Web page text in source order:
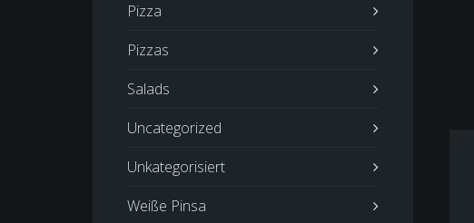
Pizza
Pizzas
Salads
Uncategorized
Unkategorisiert
Weiße Pinsa